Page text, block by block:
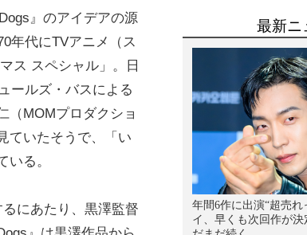
』のアイデアの源
年代にTVアニメ（ス
ス スペシャル」。日
ールズ・バスによる
（MOMプロダクショ
ていたそうで、「い
る。
にあたり、黒澤監督